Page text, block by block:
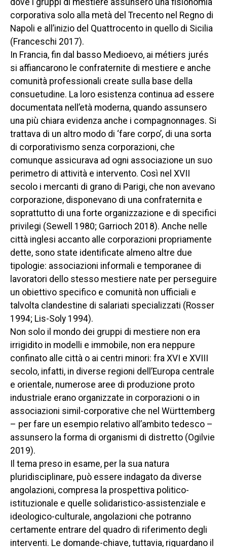
corporativa solo alla metà del Trecento nel Regno di
Napoli e all’inizio del Quattrocento in quello di Sicilia
(Franceschi 2017).
In Francia, fin dal basso Medioevo, ai métiers jurés
si affiancarono le confraternite di mestiere e anche
comunità professionali create sulla base della
consuetudine. La loro esistenza continua ad essere
documentata nell’età moderna, quando assunsero
una più chiara evidenza anche i compagnonnages. Si
trattava di un altro modo di ‘fare corpo’, di una sorta
di corporativismo senza corporazioni, che
comunque assicurava ad ogni associazione un suo
perimetro di attività e intervento. Così nel XVII
secolo i mercanti di grano di Parigi, che non avevano
corporazione, disponevano di una confraternita e
soprattutto di una forte organizzazione e di specifici
privilegi (Sewell 1980; Garrioch 2018). Anche nelle
città inglesi accanto alle corporazioni propriamente
dette, sono state identificate almeno altre due
tipologie: associazioni informali e temporanee di
lavoratori dello stesso mestiere nate per perseguire
un obiettivo specifico e comunità non ufficiali e
talvolta clandestine di salariati specializzati (Rosser
1994; Lis-Soly 1994).
Non solo il mondo dei gruppi di mestiere non era
irrigidito in modelli e immobile, non era neppure
confinato alle città o ai centri minori: fra XVI e XVIII
secolo, infatti, in diverse regioni dell’Europa centrale
e orientale, numerose aree di produzione proto
industriale erano organizzate in corporazioni o in
associazioni simil-corporative che nel Württemberg
– per fare un esempio relativo all’ambito tedesco –
assunsero la forma di organismi di distretto (Ogilvie
2019).
Il tema preso in esame, per la sua natura
pluridisciplinare, può essere indagato da diverse
angolazioni, compresa la prospettiva politico-
istituzionale e quelle solidaristico-assistenziale e
ideologico-culturale, angolazioni che potranno
certamente entrare del quadro di riferimento degli
interventi. Le domande-chiave, tuttavia, riguardano il